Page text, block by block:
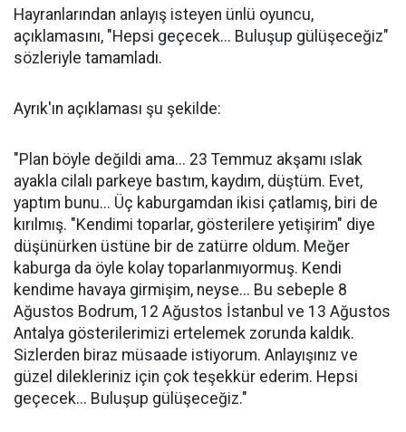
Hayranlarından anlayış isteyen ünlü oyuncu,
açıklamasını, "Hepsi geçecek... Buluşup gülüşeceğiz"
sözleriyle tamamladı.
Ayrık'ın açıklaması şu şekilde:
"Plan böyle değildi ama... 23 Temmuz akşamı ıslak
ayakla cilalı parkeye bastım, kaydım, düştüm. Evet,
yaptım bunu... Üç kaburgamdan ikisi çatlamış, biri de
kırılmış. "Kendimi toparlar, gösterilere yetişirim" diye
düşünürken üstüne bir de zatürre oldum. Meğer
kaburga da öyle kolay toparlanmıyormuş. Kendi
kendime havaya girmişim, neyse... Bu sebeple 8
Ağustos Bodrum, 12 Ağustos İstanbul ve 13 Ağustos
Antalya gösterilerimizi ertelemek zorunda kaldık.
Sizlerden biraz müsaade istiyorum. Anlayışınız ve
güzel dilekleriniz için çok teşekkür ederim. Hepsi
geçecek... Buluşup gülüşeceğiz."